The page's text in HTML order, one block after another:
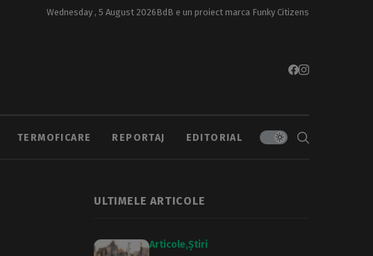
Wednesday , 5 August 2026BdB e un proiect marca Funky Citizens
TERMOFICARE REPORTAJ EDITORIAL
ULTIMELE ARTICOLE
Articole Știri